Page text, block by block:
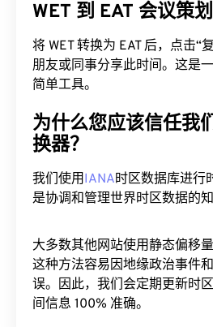
WET 到 EAT 会议策
将 WET 转换为 EAT 后，点击“
朋友或同事分享此时间。这是
简单工具。
为什么您应该信任我
换器？
我们使用IANA时区数据库进行
是协调和管理世界时区数据的
大多数其他网站使用静态偏移
这种方法容易因地缘政治事件
误。因此，我们会定期更新时
间信息 100% 准确。